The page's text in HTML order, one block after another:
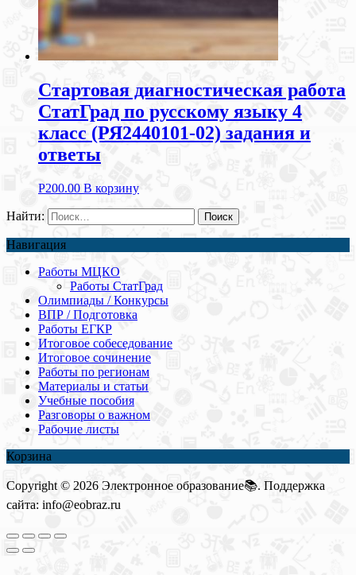
Стартовая диагностическая работа
СтатГрад по русскому языку 4
класс (РЯ2440101-02) задания и
ответы
Р200.00 В корзину
Найти:
Навигация
Работы МЦКО
Работы СтатГрад
Олимпиады / Конкурсы
ВПР / Подготовка
Работы ЕГКР
Итоговое собеседование
Итоговое сочинение
Работы по регионам
Материалы и статьи
Учебные пособия
Разговоры о важном
Рабочие листы
Корзина
Copyright © 2026 Электронное образование📚. Поддержка
сайта: info@eobraz.ru